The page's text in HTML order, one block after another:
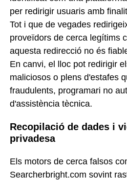
per redirigir usuaris amb
Tot i que de vegades
proveïdors de cerca legítims
aquesta redirecció no és
En canvi, el lloc pot redirigir
maliciosos o plens d'estafes
fraudulents, programari no
d'assistència tècnica.
Recopilació de dades i
privadesa
Els motors de cerca falsos
Searcherbright.com sovint